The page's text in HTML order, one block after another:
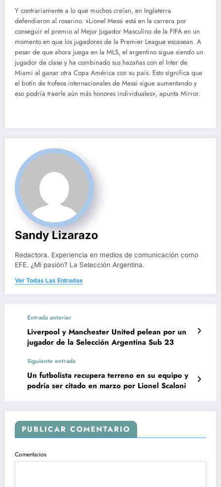
Y contrariamente a lo que muchos creían, en Inglaterra
defendieron al rosarino. »Lionel Messi está en la carrera por
conseguir el premio al Mejor Jugador Masculino de la FIFA en un
momento en que los jugadores de la Premier League escasean. A
pesar de que ahora juega en la MLS, el argentino sigue siendo un
jugador de clase y ha combinado sus hazañas con el Inter de
Miami al ganar otra Copa América con su país. Esto significa que
el botín de trofeos internacionales de Messi sigue aumentando y
eso podría traerle aún más honores individuales», apunta Mirror.
Sandy Lizarazo
Redactora. Experiencia en medios de comunicación como
EFE. ¿Mi pasión? La Selección Argentina.
Ver Todas Las Entradas
Entrada anterior
Liverpool y Manchester United pelean por un
jugador de la Selección Argentina Sub 23
Siguiente entrada
Un futbolista recupera terreno en su equipo y
podría ser citado en marzo por Lionel Scaloni
PUBLICAR COMENTARIO
Comentarios